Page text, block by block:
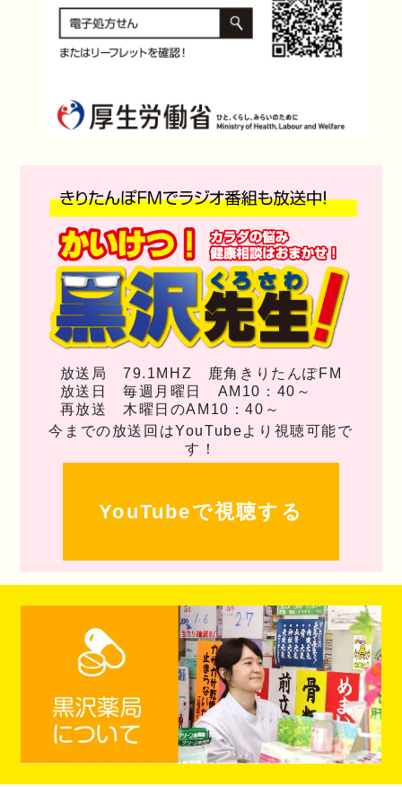
放送局 79.1MHZ 鹿角きりたんぽFM
放送日 毎週月曜日 AM10：40～
再放送 木曜日のAM10：40～
今までの放送回はYouTubeより視聴可能で
す！
YouTubeで視聴する